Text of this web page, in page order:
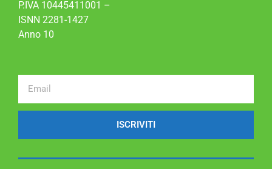
P.IVA 10445411001 –
ISNN 2281-1427
Anno 10
ISCRIVITI